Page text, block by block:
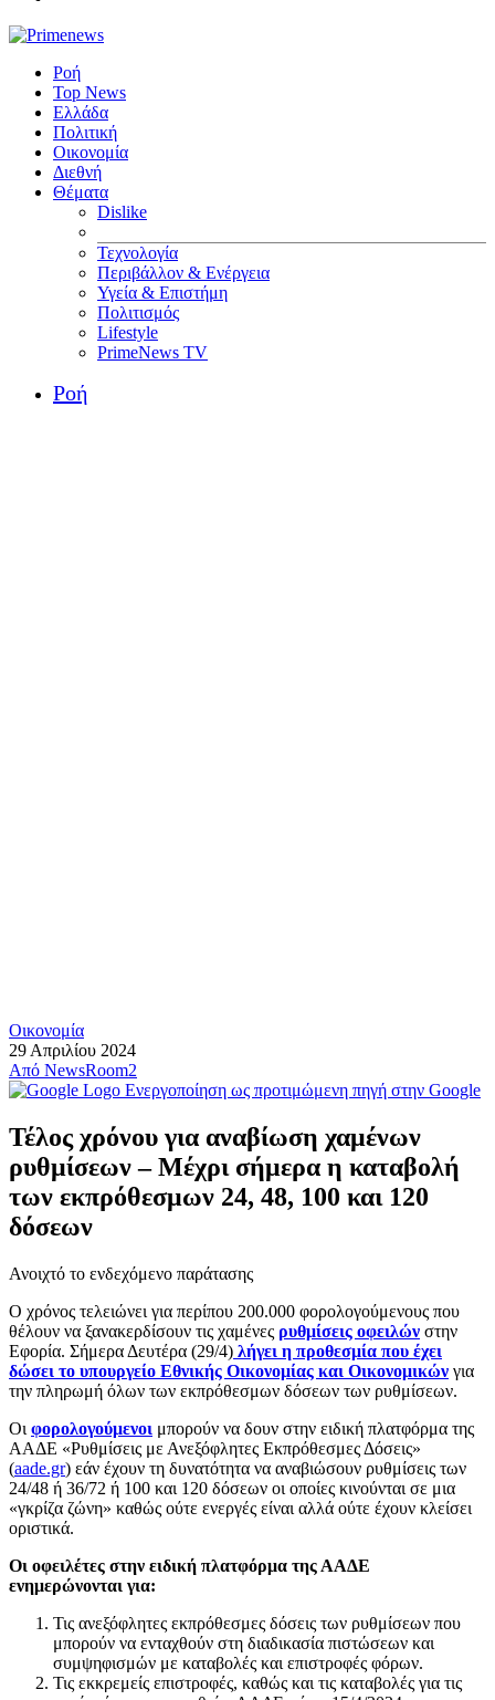
Ροή
Top News
Ελλάδα
Πολιτική
Οικονομία
Διεθνή
Θέματα
Dislike
Τεχνολογία
Περιβάλλον & Ενέργεια
Υγεία & Επιστήμη
Πολιτισμός
Lifestyle
PrimeNews TV
Ροή
Οικονομία
29 Απριλίου 2024
Από NewsRoom2
Ενεργοποίηση ως προτιμώμενη πηγή στην Google
Τέλος χρόνου για αναβίωση χαμένων
ρυθμίσεων – Μέχρι σήμερα η καταβολή
των εκπρόθεσμων 24, 48, 100 και 120
δόσεων
Ανοιχτό το ενδεχόμενο παράτασης
Ο χρόνος τελειώνει για περίπου 200.000 φορολογούμενους που
θέλουν να ξανακερδίσουν τις χαμένες ρυθμίσεις οφειλών στην
Εφορία. Σήμερα Δευτέρα (29/4) λήγει η προθεσμία που έχει
δώσει το υπουργείο Εθνικής Οικονομίας και Οικονομικών για
την πληρωμή όλων των εκπρόθεσμων δόσεων των ρυθμίσεων.
Οι φορολογούμενοι μπορούν να δουν στην ειδική πλατφόρμα της
ΑΑΔΕ «Ρυθμίσεις με Ανεξόφλητες Εκπρόθεσμες Δόσεις»
(aade.gr) εάν έχουν τη δυνατότητα να αναβιώσουν ρυθμίσεις των
24/48 ή 36/72 ή 100 και 120 δόσεων οι οποίες κινούνται σε μια
«γκρίζα ζώνη» καθώς ούτε ενεργές είναι αλλά ούτε έχουν κλείσει
οριστικά.
Οι οφειλέτες στην ειδική πλατφόρμα της ΑΑΔΕ
ενημερώνονται για:
Τις ανεξόφλητες εκπρόθεσμες δόσεις των ρυθμίσεων που
μπορούν να ενταχθούν στη διαδικασία πιστώσεων και
συμψηφισμών με καταβολές και επιστροφές φόρων.
Τις εκκρεμείς επιστροφές, καθώς και τις καταβολές για τις